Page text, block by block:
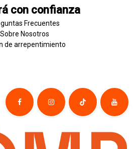
con confianza
Frecuentes
Sobre Nosotros
de ​arrepentim​​​iento